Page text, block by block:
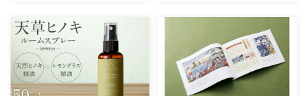
ーパー 人気 おすすめ [sf001-
012]